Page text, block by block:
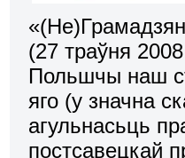
(27 траўня
Польшчы наш
яго (у значна
агульнасьць
постсавецкай